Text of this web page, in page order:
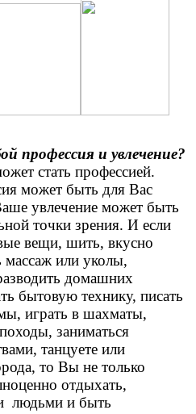
профессия и увлечение?
стать профессией.
может быть для Вас
увлечение может быть
точки зрения. И если
вещи, шить, вкусно
массаж или уколы,
домашних
бытовую технику, писать
играть в шахматы,
заниматься
танцуете или
то Вы не только
отдыхать,
людьми и быть